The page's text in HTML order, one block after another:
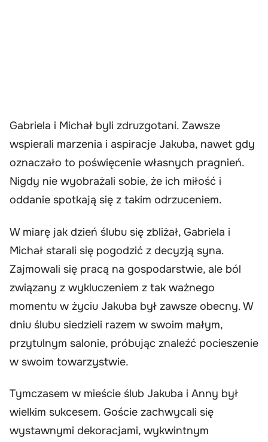
Gabriela i Michał byli zdruzgotani. Zawsze
wspierali marzenia i aspiracje Jakuba, nawet gdy
oznaczało to poświęcenie własnych pragnień.
Nigdy nie wyobrażali sobie, że ich miłość i
oddanie spotkają się z takim odrzuceniem.
W miarę jak dzień ślubu się zbliżał, Gabriela i
Michał starali się pogodzić z decyzją syna.
Zajmowali się pracą na gospodarstwie, ale ból
związany z wykluczeniem z tak ważnego
momentu w życiu Jakuba był zawsze obecny. W
dniu ślubu siedzieli razem w swoim małym,
przytulnym salonie, próbując znaleźć pocieszenie
w swoim towarzystwie.
Tymczasem w mieście ślub Jakuba i Anny był
wielkim sukcesem. Goście zachwycali się
wystawnymi dekoracjami, wykwintnym